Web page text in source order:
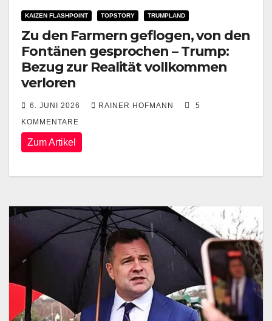
KAIZEN FLASHPOINT TOPSTORY TRUMPLAND
Zu den Farmern geflogen, von den
Fontänen gesprochen – Trump:
Bezug zur Realität vollkommen
verloren
6. JUNI 2026 RAINER HOFMANN
5
KOMMENTARE
Zum Artikel